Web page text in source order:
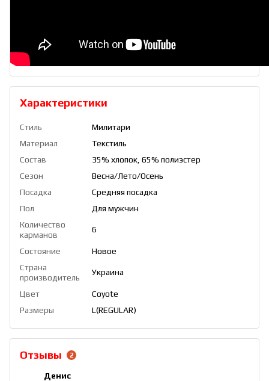
Характеристики
Стиль
Милитари
Материал
Текстиль
Состав
35% хлопок, 65% полиэстер
Сезон
Весна/Лето/Осень
Посадка
Средняя посадка
Пол
Для мужчин
Количество
карманов
6
Состояние
Новое
Страна
производитель
Украина
Цвет
Coyote
Размеры
L(REGULAR)
Отзывы 2
Денис